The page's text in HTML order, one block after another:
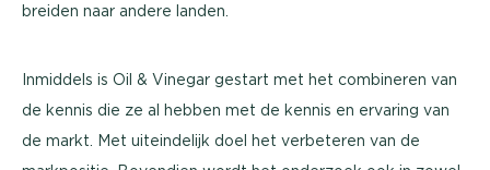
breiden naar andere landen.
Inmiddels is Oil & Vinegar gestart met het combineren van
de kennis die ze al hebben met de kennis en ervaring van
de markt. Met uiteindelijk doel het verbeteren van de